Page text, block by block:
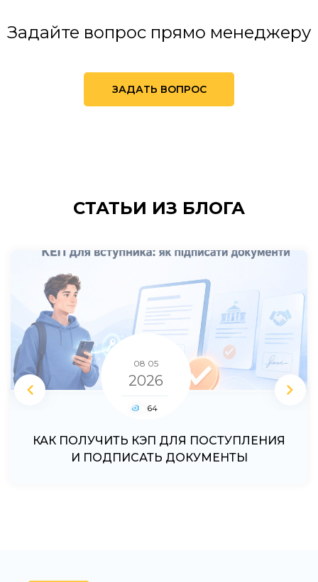
Задайте вопрос прямо менеджеру
ЗАДАТЬ ВОПРОС
СТАТЬИ ИЗ БЛОГА
08 05
2026
64
КАК ПОЛУЧИТЬ КЭП ДЛЯ ПОСТУПЛЕНИЯ
И ПОДПИСАТЬ ДОКУМЕНТЫ
2026
КАК ПОДАТЬ ДОКУМЕНТЫ ОНЛАЙН В
УНИВЕРСИТЕТ ПОСЛЕ РЕКОМЕНДАЦИИ
08 04
2026
45
КАКИЕ ДОКУМЕНТЫ НУЖНО ПОДАТЬ
ПОСЛЕ РЕКОМЕНДАЦИИ К ЗАЧИСЛЕНИЮ